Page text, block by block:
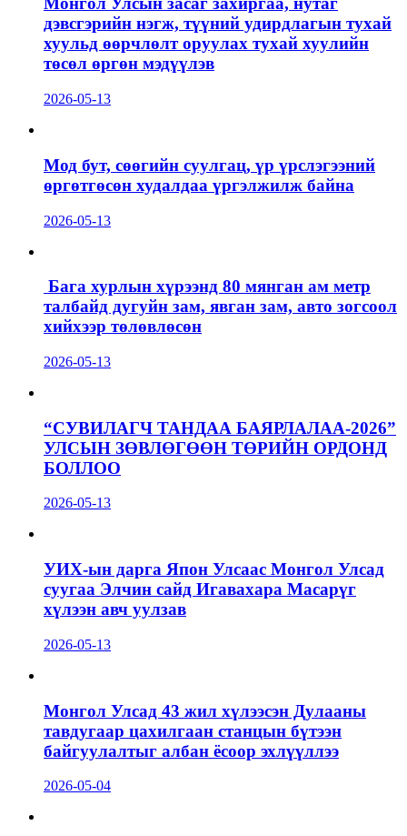
дэвсгэрийн нэгж, түүний удирдлагын тухай
хуульд өөрчлөлт оруулах тухай хуулийн
төсөл өргөн мэдүүлэв
2026-05-13
Мод бут, сөөгийн суулгац, үр үрслэгээний
өргөтгөсөн худалдаа үргэлжилж байна
2026-05-13
Бага хурлын хүрээнд 80 мянган ам метр
талбайд дугуйн зам, явган зам, авто зогсоол
хийхээр төлөвлөсөн
2026-05-13
“СУВИЛАГЧ ТАНДАА БАЯРЛАЛАА-2026”
УЛСЫН ЗӨВЛӨГӨӨН ТӨРИЙН ОРДОНД
БОЛЛОО
2026-05-13
УИХ-ын дарга Япон Улсаас Монгол Улсад
суугаа Элчин сайд Игавахара Масарүг
хүлээн авч уулзав
2026-05-13
Монгол Улсад 43 жил хүлээсэн Дулааны
тавдугаар цахилгаан станцын бүтээн
байгуулалтыг албан ёсоор эхлүүллээ
2026-05-04